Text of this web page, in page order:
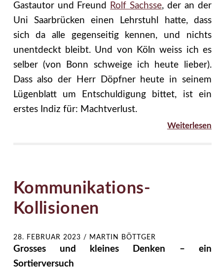
Gastautor und Freund
Rolf Sachsse, der an der
Uni Saarbrücken einen Lehrstuhl hatte, dass
sich da alle gegenseitig kennen, und nichts
unentdeckt bleibt. Und von Köln weiss ich es
selber (von Bonn schweige ich heute lieber).
Dass also der Herr Döpfner heute in seinem
Lügenblatt um Entschuldigung bittet, ist ein
erstes Indiz für: Machtverlust.
Weiterlesen
Kommunikations-
Kollisionen
28. FEBRUAR 2023 / MARTIN BÖTTGER
Grosses und kleines Denken – ein
Sortierversuch